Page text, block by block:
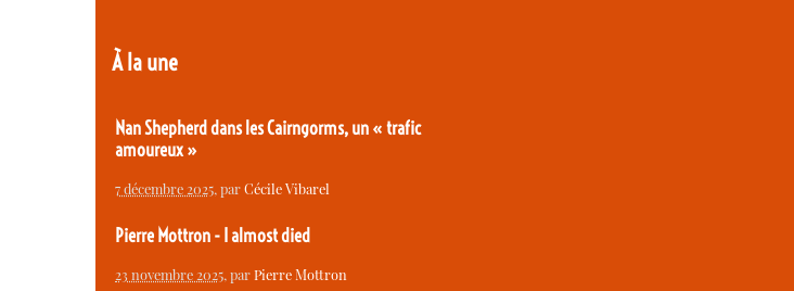
À la une
Nan Shepherd dans les Cairngorms, un « trafic
amoureux »
7 décembre 2025, parCécile Vibarel
Pierre Mottron - I almost died
23 novembre 2025, parPierre Mottron